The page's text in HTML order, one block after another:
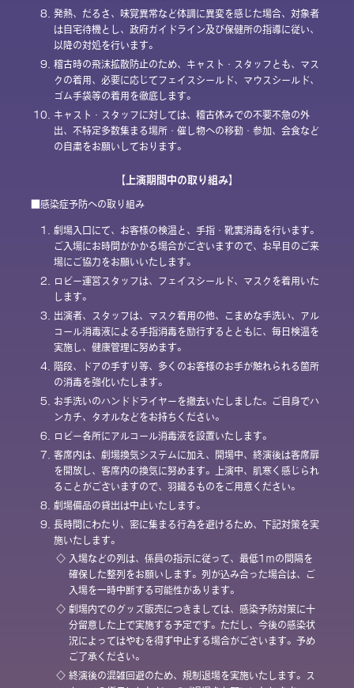
8.
発熱、だるさ、味覚異常など体調に異変を感じた場合、対象者
は自宅待機とし、政府ガイドライン及び保健所の指導に従い、
以降の対処を行います。
9.
稽古時の飛沫拡散防止のため、キャスト・スタッフとも、マス
クの着用、必要に応じてフェイスシールド、マウスシールド、
ゴム手袋等の着用を徹底します。
10.
キャスト・スタッフに対しては、稽古休みでの不要不急の外
出、不特定多数集まる場所・催し物への移動・参加、会食など
の自粛をお願いしております。
【上演期間中の取り組み】
■感染症予防への取り組み
1.
劇場入口にて、お客様の検温と、手指・靴裏消毒を行います。
ご入場にお時間がかかる場合がございますので、お早目のご来
場にご協力をお願いいたします。
2.
ロビー運営スタッフは、フェイスシールド、マスクを着用いた
します。
3.
出演者、スタッフは、マスク着用の他、こまめな手洗い、アル
コール消毒液による手指消毒を励行するとともに、毎日検温を
実施し、健康管理に努めます。
4.
階段、ドアの手すり等、多くのお客様のお手が触れられる箇所
の消毒を強化いたします。
5.
お手洗いのハンドドライヤーを撤去いたしました。ご自身でハ
ンカチ、タオルなどをお持ちください。
6.
ロビー各所にアルコール消毒液を設置いたします。
7.
客席内は、劇場換気システムに加え、開場中、終演後は客席扉
を開放し、客席内の換気に努めます。上演中、肌寒く感じられ
ることがございますので、羽織るものをご用意ください。
8.
劇場備品の貸出は中止いたします。
9.
長時間にわたり、密に集まる行為を避けるため、下記対策を実
施いたします。
◇ 入場などの列は、係員の指示に従って、最低1ｍの間隔を
確保した整列をお願いします。列が込み合った場合は、ご
入場を一時中断する可能性があります。
◇ 劇場内でのグッズ販売につきましては、感染予防対策に十
分留意した上で実施する予定です。ただし、今後の感染状
況によってはやむを得ず中止する場合がございます。予め
ご了承ください。
◇ 終演後の混雑回避のため、規制退場を実施いたします。ス